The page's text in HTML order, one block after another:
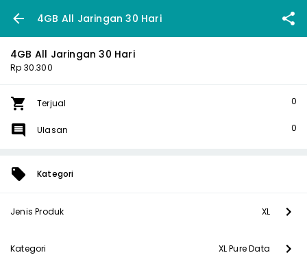
4GB All Jaringan 30 Hari
4GB All Jaringan 30 Hari
Rp 30.300
Terjual 0
Ulasan 0
Kategori
Jenis Produk XL
Kategori XL Pure Data